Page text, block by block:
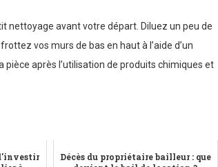
nettoyage avant votre départ. Diluez un peu de
vos murs de bas en haut à l’aide d’un
pièce après l’utilisation de produits chimiques et
Décès du propriétaire bailleur : que